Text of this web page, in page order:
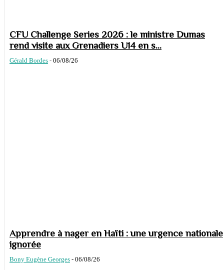
CFU Challenge Series 2026 : le ministre Dumas
rend visite aux Grenadiers U14 en s...
Gérald Bordes - 06/08/26
Apprendre à nager en Haïti : une urgence nationale
ignorée
Bony Eugène Georges - 06/08/26